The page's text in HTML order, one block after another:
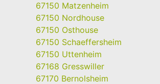
67150 Matzenheim
67150 Nordhouse
67150 Osthouse
67150 Schaeffersheim
67150 Uttenheim
67168 Gresswiller
67170 Bernolsheim